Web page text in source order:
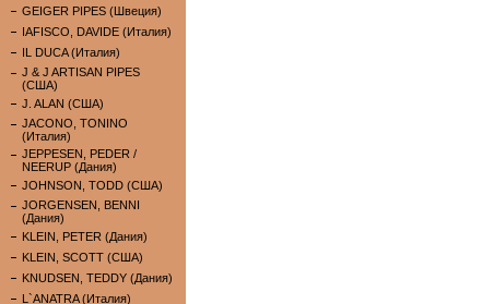
GEIGER PIPES (Швеция)
IAFISCO, DAVIDE (Италия)
IL DUCA (Италия)
J & J ARTISAN PIPES
(США)
J. ALAN (США)
JACONO, TONINO
(Италия)
JEPPESEN, PEDER /
NEERUP (Дания)
JOHNSON, TODD (США)
JORGENSEN, BENNI
(Дания)
KLEIN, PETER (Дания)
KLEIN, SCOTT (США)
KNUDSEN, TEDDY (Дания)
L`ANATRA (Италия)